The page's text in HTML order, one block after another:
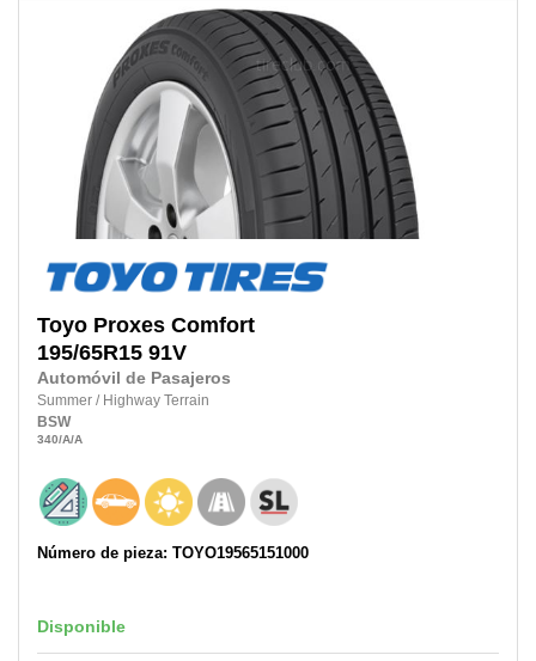
Toyo Proxes Comfort
195/65R15 91V
Automóvil de Pasajeros
Summer / Highway Terrain
BSW
340/A/A
Número de pieza: TOYO19565151000
Disponible